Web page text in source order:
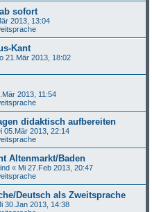
sofort
2013, 13:04
Kant
21.Mär 2013, 18:02
2013, 11:54
didaktisch aufbereiten
05.Mär 2013, 22:14
Altenmarkt/Baden
« Mi 27.Feb 2013, 20:47
Deutsch als Zweitsprache
30.Jan 2013, 14:38